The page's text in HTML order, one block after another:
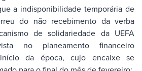
a indisponibilidade temporária de
do não recebimento da verba
de solidariedade da UEFA
no planeamento financeiro
da época, cujo encaixe se